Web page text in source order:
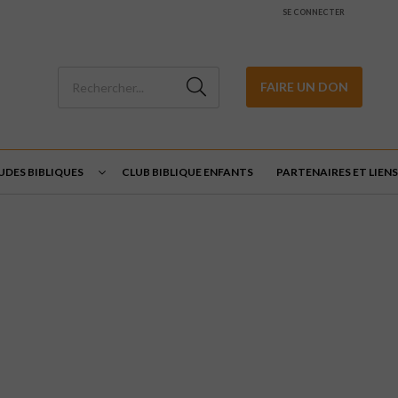
SE CONNECTER
FAIRE UN DON
BIBLIQUES CLUB BIBLIQUE ENFANTS PARTENAIRES ET